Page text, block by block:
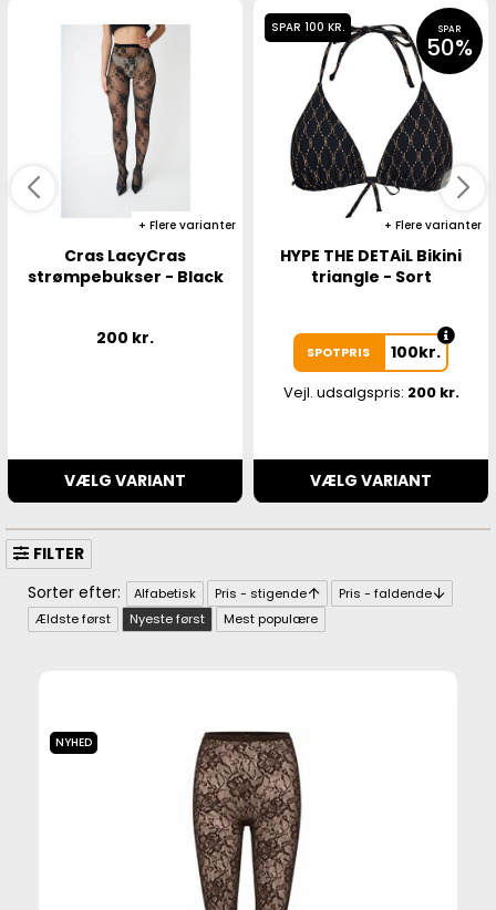
Flere varianter
Cras LacyCras
strømpebukser - Black
200 kr.
VÆLG VARIANT
SPAR 100 KR. SPAR
50%
Flere varianter
HYPE THE DETAiL Bikini
triangle - Sort
SPOTPRIS 100kr.
Vejl. udsalgspris: 200 kr.
VÆLG VARIANT
FILTER
Alfabetisk Pris - stigende
Pris - faldende
Ældste først
Nyeste først Mest populære
NYHED